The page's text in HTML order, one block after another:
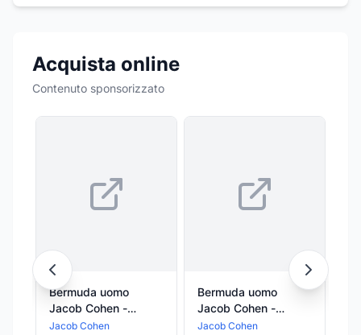
Acquista online
Contenuto sponsorizzato
Bermuda uomo
Jacob Cohen -
Vintage beige
Jacob Cohen
Bermuda uomo
Jacob Cohen -
Vintage - verde
Jacob Cohen